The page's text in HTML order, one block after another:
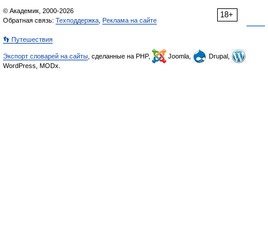
18+
© Академик, 2000-2026
Обратная связь: Техподдержка Реклама на сайте
👣 Путешествия
Экспорт словарей на сайты , сделанные на PHP, Joomla,
Drupal,
WordPress, MODx.